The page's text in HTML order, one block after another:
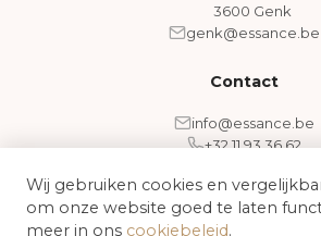
3600 Genk
genk@essance.be
Contact
info@essance.be
+32 11 93 36 62
Algemene voorwaarden
Wij gebruiken cookies en
om onze website goed te laten
meer in ons cookiebeleid.